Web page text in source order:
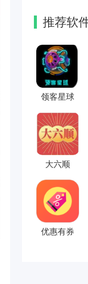
推荐软
领客星球
大六顺
优惠有券